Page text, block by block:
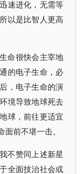
速进化，无需等
以是比智人更高
命很快会主宰地
的电子生命，必
，电子生命的演
境导致地球死去
球，前往更适宜
面前不堪一击。
不赞同上述新星
全面技治社会或